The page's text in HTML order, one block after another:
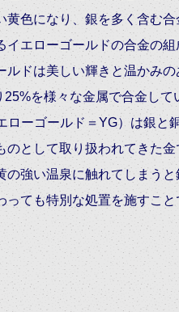
黄色になり、銀を多く含む
イエローゴールドの合金の
ルドは美しい輝きと温かみ
25%を様々な金属で合金して
ローゴールド＝YG）は銀と
のとして取り扱われてきた
の強い温泉に触れてしまう
っても特別な処置を施すこ